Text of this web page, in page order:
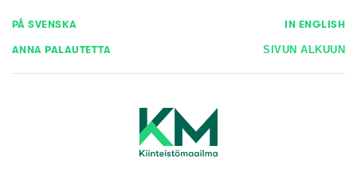
PÅ SVENSKA IN ENGLISH
ANNA PALAUTETTA SIVUN ALKUUN